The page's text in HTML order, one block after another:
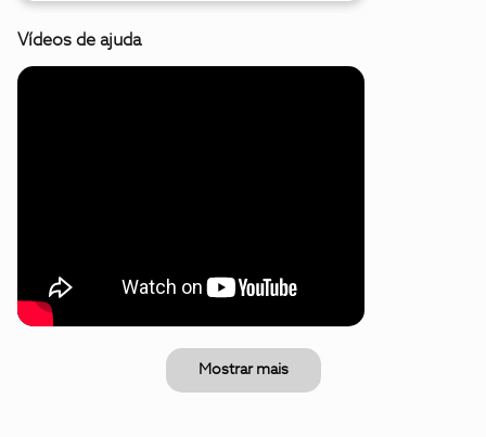
Vídeos de ajuda
Mostrar mais